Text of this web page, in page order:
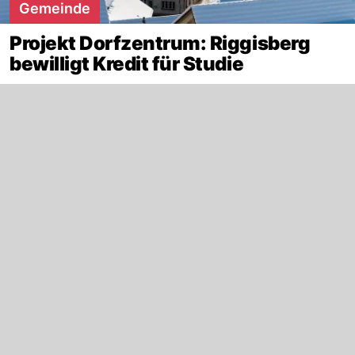
Gemeinde
Projekt Dorfzentrum: Riggisberg
bewilligt Kredit für Studie